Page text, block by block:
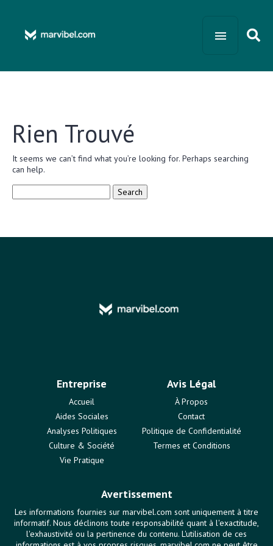
Rien Trouvé
It seems we can’t find what you’re looking for. Perhaps searching
can help.
Entreprise
Accueil
Aides Sociales
Analyses Politiques
Culture & Société
Vie Pratique
Avis Légal
À Propos
Contact
Politique de Confidentialité
Termes et Conditions
Avertissement
Les informations fournies sur marvibel.com sont uniquement à titre
informatif. Nous déclinons toute responsabilité quant à l'exactitude,
l'exhaustivité ou la pertinence du contenu. L'utilisation de ces